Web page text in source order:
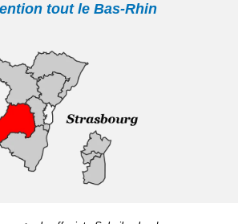
tout le Bas-Rhin